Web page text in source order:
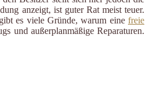
anzeigt, ist guter Rat meist teuer.
es viele Gründe, warum eine freie
und außerplanmäßige Reparaturen.